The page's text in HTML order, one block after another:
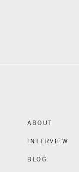
ABOUT
INTERVIEW
BLOG